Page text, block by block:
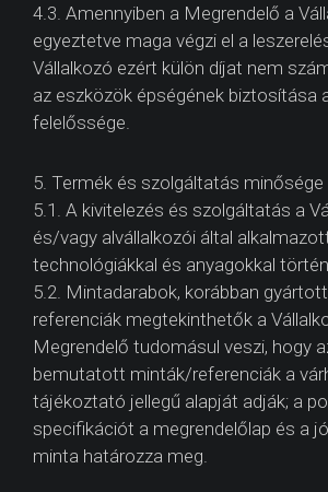
4.3. Amennyiben a Megrendelő a
egyeztetve maga végzi el a
Vállalkozó ezért külön díjat nem
az eszközök épségének biztosítása
felelőssége.
5. Termék és szolgáltatás minősége
5.1. A kivitelezés és szolgáltatás a
és/vagy alvállalkozói által
technológiákkal és anyagokkal
5.2. Mintadarabok, korábban
referenciák megtekinthetők a
Megrendelő tudomásul veszi, hogy
bemutatott minták/referenciák a
tájékoztató jellegű alapját adják; a
specifikációt a megrendelőlap és a
minta határozza meg.